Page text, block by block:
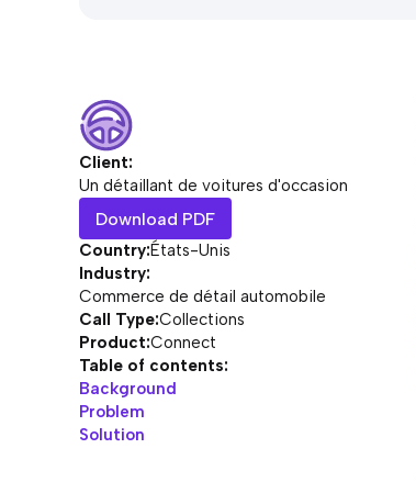
Client:
Un détaillant de voitures d'occasion
Download PDF
Country:États-Unis
Industry:
Commerce de détail automobile
Call Type:Collections
Product:Connect
Table of contents:
Background
Problem
Solution